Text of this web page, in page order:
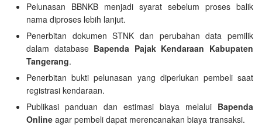
Pelunasan BBNKB menjadi syarat sebelum proses balik
nama diproses lebih lanjut.
Penerbitan dokumen STNK dan perubahan data pemilik
dalam database Bapenda Pajak Kendaraan Kabupaten
Tangerang.
Penerbitan bukti pelunasan yang diperlukan pembeli saat
registrasi kendaraan.
Publikasi panduan dan estimasi biaya melalui Bapenda
Online agar pembeli dapat merencanakan biaya transaksi.